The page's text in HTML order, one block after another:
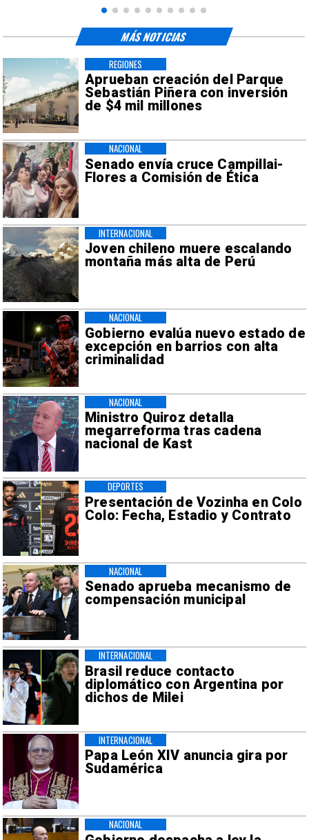
Aprueban creación del Parque
Sebastián Piñera con inversión
de $4 mil millones
REGIONES
Senado envía cruce Campillai-
Flores a Comisión de Ética
NACIONAL
Joven chileno muere escalando
montaña más alta de Perú
INTERNACIONAL
Gobierno evalúa nuevo estado de
excepción en barrios con alta
criminalidad
NACIONAL
Ministro Quiroz detalla
megarreforma tras cadena
nacional de Kast
NACIONAL
Presentación de Vozinha en Colo
Colo: Fecha, Estadio y Contrato
DEPORTES
Senado aprueba mecanismo de
compensación municipal
NACIONAL
Brasil reduce contacto
diplomático con Argentina por
dichos de Milei
INTERNACIONAL
Papa León XIV anuncia gira por
Sudamérica
INTERNACIONAL
NACIONAL
MÁS NOTICIAS